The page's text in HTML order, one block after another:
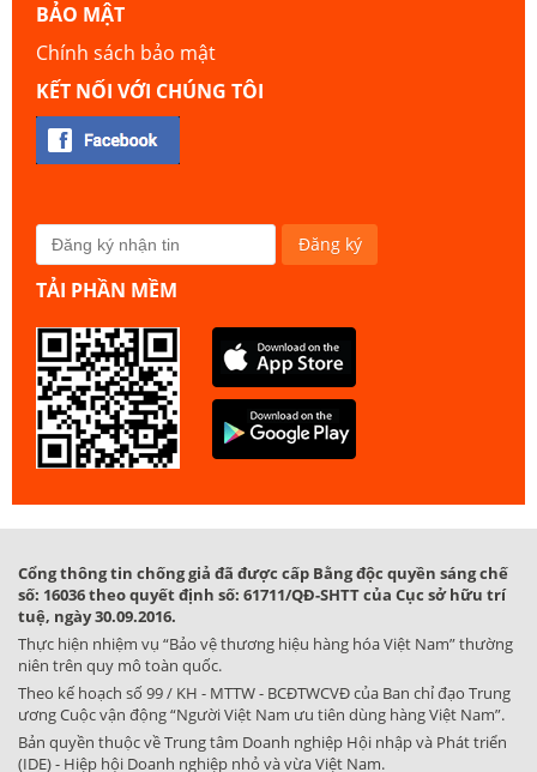
BẢO MẬT
Chính sách bảo mật
KẾT NỐI VỚI CHÚNG TÔI
TẢI PHẦN MỀM
Cổng thông tin chống giả đã được cấp Bằng độc quyền sáng chế
số: 16036 theo quyết định số: 61711/QĐ-SHTT của Cục sở hữu trí
tuệ, ngày 30.09.2016.
Thực hiện nhiệm vụ “Bảo vệ thương hiệu hàng hóa Việt Nam” thường
niên trên quy mô toàn quốc.
Theo kế hoạch số 99 / KH - MTTW - BCĐTWCVĐ của Ban chỉ đạo Trung
ương Cuộc vận động “Người Việt Nam ưu tiên dùng hàng Việt Nam”.
Bản quyền thuộc về Trung tâm Doanh nghiệp Hội nhập và Phát triển
(IDE) - Hiệp hội Doanh nghiệp nhỏ và vừa Việt Nam.